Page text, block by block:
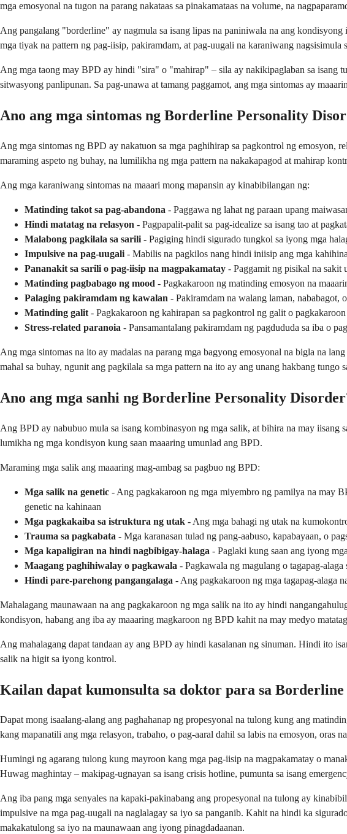
mga emosyonal na tugon na parang nakataas sa pinakamataas na volume, na
Ang pangalang "borderline" ay nagmula sa isang lipas na paniniwala na ang
mga tiyak na pattern ng pag-iisip, pakiramdam, at pag-uugali na karaniwang nagsisimula
Ang mga taong may BPD ay hindi "sira" o "mahirap" – sila ay nakikipaglaban sa isang
sitwasyong panlipunan. Sa pag-unawa at tamang paggamot, ang mga sintomas ay
Ano ang mga sintomas ng Borderline Personality
Ang mga sintomas ng BPD ay nakatuon sa mga paghihirap sa pagkontrol ng emosyon,
maraming aspeto ng buhay, na lumilikha ng mga pattern na nakakapagod at mahirap
Ang mga karaniwang sintomas na maaari mong mapansin ay kinabibilangan ng:
Matinding takot sa pag-abandona - Paggawa ng lahat ng paraan upang
Hindi matatag na relasyon - Pagpapalit-palit sa pag-idealize sa isang tao at
Malabong pagkilala sa sarili - Pagiging hindi sigurado tungkol sa iyong mga
Impulsive na pag-uugali - Mabilis na pagkilos nang hindi iniisip ang mga
Pananakit sa sarili o pag-iisip na magpakamatay - Paggamit ng pisikal na sakit
Matinding pagbabago ng mood - Pagkakaroon ng matinding emosyon na
Palaging pakiramdam ng kawalan - Pakiramdam na walang laman, nababagot,
Matinding galit - Pagkakaroon ng kahirapan sa pagkontrol ng galit o
Stress-related paranoia - Pansamantalang pakiramdam ng pagdududa sa iba o
Ang mga sintomas na ito ay madalas na parang mga bagyong emosyonal na bigla na
mahal sa buhay, ngunit ang pagkilala sa mga pattern na ito ay ang unang hakbang tungo
Ano ang mga sanhi ng Borderline Personality
Ang BPD ay nabubuo mula sa isang kombinasyon ng mga salik, at bihira na may
lumikha ng mga kondisyon kung saan maaaring umunlad ang BPD.
Maraming mga salik ang maaaring mag-ambag sa pagbuo ng BPD:
Mga salik na genetic - Ang pagkakaroon ng mga miyembro ng pamilya na may
genetic na kahinaan
Mga pagkakaiba sa istruktura ng utak - Ang mga bahagi ng utak na
Trauma sa pagkabata - Mga karanasan tulad ng pang-aabuso, kapabayaan, o
Mga kapaligiran na hindi nagbibigay-halaga - Paglaki kung saan ang iyong
Maagang paghihiwalay o pagkawala - Pagkawala ng magulang o tagapag-
Hindi pare-parehong pangangalaga - Ang pagkakaroon ng mga tagapag-alaga
Mahalagang maunawaan na ang pagkakaroon ng mga salik na ito ay hindi
kondisyon, habang ang iba ay maaaring magkaroon ng BPD kahit na may medyo
Ang mahalagang dapat tandaan ay ang BPD ay hindi kasalanan ng sinuman. Hindi ito
salik na higit sa iyong kontrol.
Kailan dapat kumonsulta sa doktor para sa
Dapat mong isaalang-alang ang paghahanap ng propesyonal na tulong kung ang
kang mapanatili ang mga relasyon, trabaho, o pag-aaral dahil sa labis na emosyon, oras
Humingi ng agarang tulong kung mayroon kang mga pag-iisip na magpakamatay o
Huwag maghintay – makipag-ugnayan sa isang crisis hotline, pumunta sa isang
Ang iba pang mga senyales na kapaki-pakinabang ang propesyonal na tulong ay
impulsive na mga pag-uugali na naglalagay sa iyo sa panganib. Kahit na hindi ka
makakatulong sa iyo na maunawaan ang iyong pinagdadaanan.